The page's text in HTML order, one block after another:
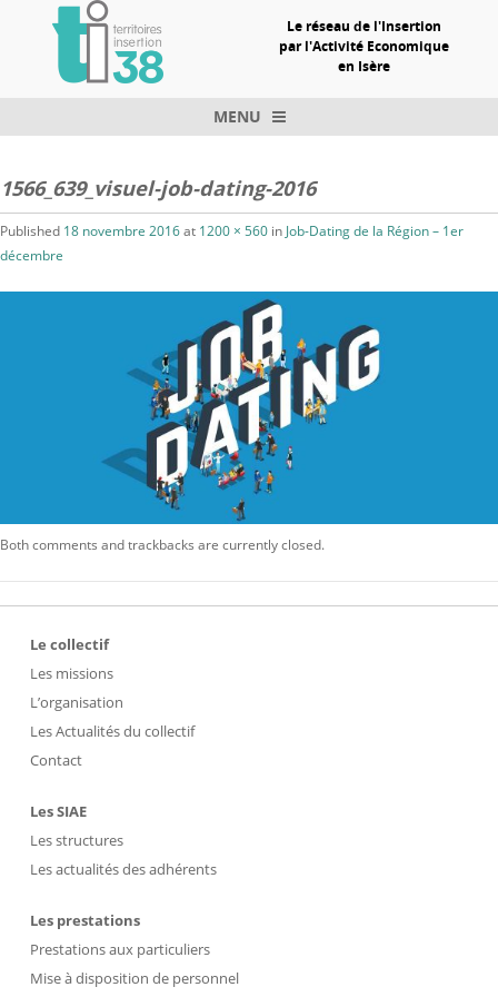
Le réseau de l'Insertion
par l'Activité Economique
en Isère
MENU
1566_639_visuel-job-dating-2016
Published 18 novembre 2016at 1200 × 560 in Job-Dating de la Région – 1er
décembre
Both comments and trackbacks are currently closed.
Le collectif
Les missions
L’organisation
Les Actualités du collectif
Contact
Les SIAE
Les structures
Les actualités des adhérents
Les prestations
Prestations aux particuliers
Mise à disposition de personnel